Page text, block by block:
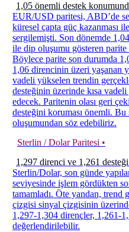
1,05 önemli destek
EUR/USD paritesi, ABD’de
küresel çapta güç kazanması
sergilemişti. Son dönemde
ile dip oluşumu gösteren
Böylece parite son durumda
1,06 direncinin üzeri yaşanan
vadeli yükselen trendin
desteğinin üzerinde kısa
edecek. Paritenin olası geri
desteğini koruması önemli.
oluşumundan söz edebiliriz.
Sterlin / Dolar Paritesi •
1,297 direnci ve 1,261
Sterlin/Dolar, son günde
seviyesinde işlem gördükten
tamamladı. Öte yandan,
çizgisi sinyal çizgisinin
1,297-1,304 dirençler, 1,261-
değerlendirilebilir.